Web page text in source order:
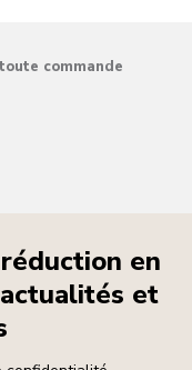
commande
en
et